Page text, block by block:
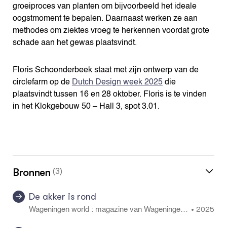
groeiproces van planten om bijvoorbeeld het ideale
oogstmoment te bepalen. Daarnaast werken ze aan
methodes om ziektes vroeg te herkennen voordat grote
schade aan het gewas plaatsvindt.
Floris Schoonderbeek staat met zijn ontwerp van de
circlefarm op de Dutch Design week 2025die
plaatsvindt tussen 16 en 28 oktober. Floris is te vinden
in het Klokgebouw 50 – Hall 3, spot 3.01.
Bronnen (3)
De akker is rond
Wageningen world : magazine van Wageningen
•2025